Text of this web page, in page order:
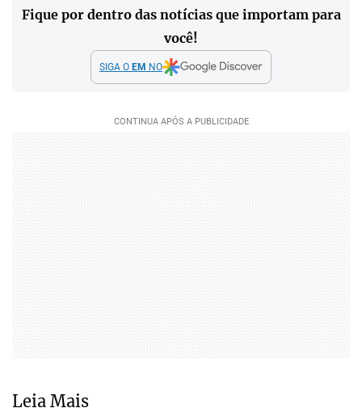
Fique por dentro das notícias que importam para
você!
SIGA O EM NO
Leia Mais